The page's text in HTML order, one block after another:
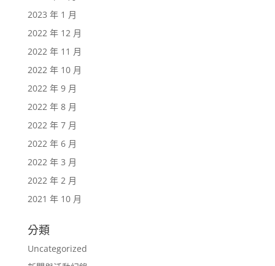
2023 年 1 月
2022 年 12 月
2022 年 11 月
2022 年 10 月
2022 年 9 月
2022 年 8 月
2022 年 7 月
2022 年 6 月
2022 年 3 月
2022 年 2 月
2021 年 10 月
分類
Uncategorized